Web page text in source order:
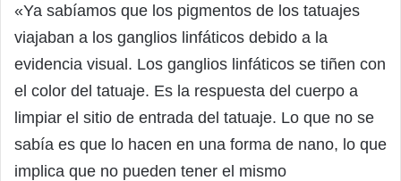
«Ya sabíamos que los pigmentos de los tatuajes
viajaban a los ganglios linfáticos debido a la
evidencia visual. Los ganglios linfáticos se tiñen con
el color del tatuaje. Es la respuesta del cuerpo a
limpiar el sitio de entrada del tatuaje. Lo que no se
sabía es que lo hacen en una forma de nano, lo que
implica que no pueden tener el mismo